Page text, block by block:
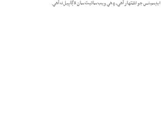
جو اشتهار آهي، ۽ هي ويب سائيٽ سان لاڳاپيل نه آهي.